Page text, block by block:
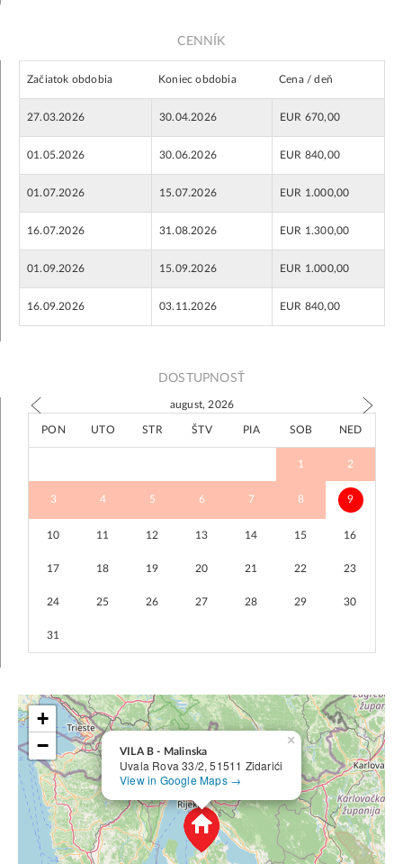
CENNÍK
Začiatok obdobia Koniec obdobia Cena / deň
27.03.2026 30.04.2026 EUR 670,00
01.05.2026 30.06.2026 EUR 840,00
01.07.2026 15.07.2026 EUR 1.000,00
16.07.2026 31.08.2026 EUR 1.300,00
01.09.2026 15.09.2026 EUR 1.000,00
16.09.2026 03.11.2026 EUR 840,00
DOSTUPNOSŤ
august, 2026
PON UTO STR ŠTV PIA SOB NED
1 2
3 4 5 6 7 8 9
10 11 12 13 14 15 16
17 18 19 20 21 22 23
24 25 26 27 28 29 30
31
VILA B - Malinska
Uvala Rova 33/2, 51511 Zidarići
View in Google Maps →
×
+
−